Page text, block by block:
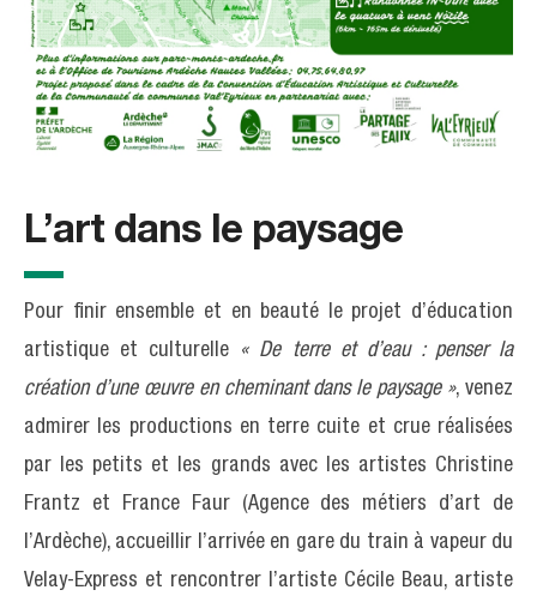
L’art dans le paysage
Pour finir ensemble et en beauté le projet d’éducation
artistique et culturelle « De terre et d’eau : penser la
création d’une œuvre en cheminant dans le paysage », venez
admirer les productions en terre cuite et crue réalisées
par les petits et les grands avec les artistes Christine
Frantz et France Faur (Agence des métiers d’art de
l’Ardèche), accueillir l’arrivée en gare du train à vapeur du
Velay-Express et rencontrer l’artiste Cécile Beau, artiste